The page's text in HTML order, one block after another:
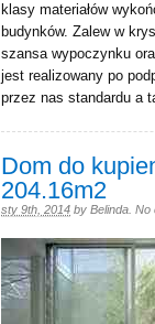
klasy materiałów
budynków. Zalew w
szansa wypoczynku
jest realizowany po
przez nas standardu a
Dom do
204.16m2
sty 9th, 2014 by Belinda No